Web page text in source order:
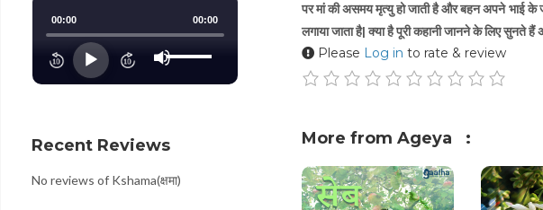
Audio
Player
00:00 00:00
Up/Down
Arrow
to
Recent Reviews
No reviews of Kshama(क्षमा)
पर मां की असमय मृत्यु हो जाती है और बहन अपने भाई के
लगाया जाता है| क्या है पूरी कहानी जानने के लिए सुनते हैं
Please Log in to rate & review
More from Ageya